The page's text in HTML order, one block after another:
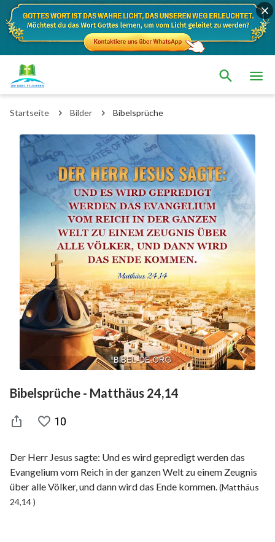
Startseite Bilder Bibelsprüche
Bibelsprüche - Matthäus 24,14
10
Der Herr Jesus sagte: Und es wird gepredigt werden das
Evangelium vom Reich in der ganzen Welt zu einem Zeugnis
über alle Völker, und dann wird das Ende kommen. (Matthäus
24,14 )